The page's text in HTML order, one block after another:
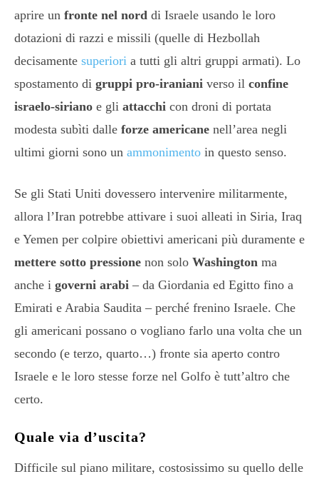
aprire un fronte nel nord di Israele usando le loro
dotazioni di razzi e missili (quelle di Hezbollah
decisamente superiori a tutti gli altri gruppi armati). Lo
spostamento di gruppi pro-iraniani verso il confine
israelo-siriano e gli attacchi con droni di portata
modesta subìti dalle forze americane nell’area negli
ultimi giorni sono un ammonimento in questo senso.
Se gli Stati Uniti dovessero intervenire militarmente,
allora l’Iran potrebbe attivare i suoi alleati in Siria, Iraq
e Yemen per colpire obiettivi americani più duramente e
mettere sotto pressione non solo Washington ma
anche i governi arabi – da Giordania ed Egitto fino a
Emirati e Arabia Saudita – perché frenino Israele. Che
gli americani possano o vogliano farlo una volta che un
secondo (e terzo, quarto…) fronte sia aperto contro
Israele e le loro stesse forze nel Golfo è tutt’altro che
certo.
Quale via d’uscita?
Difficile sul piano militare, costosissimo su quello delle